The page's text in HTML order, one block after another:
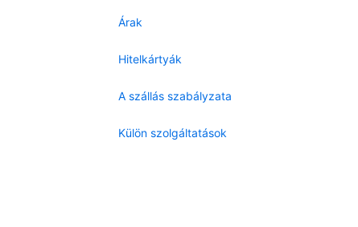
Árak
Hitelkártyák
A szállás szabályzata
Külön szolgáltatások